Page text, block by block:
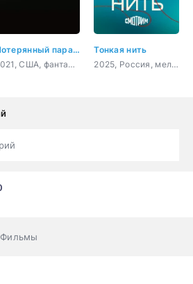
Потерянный парадокс
2021, США, фантастика, комедия
Тонкая нить
2025, Россия, мелодрама